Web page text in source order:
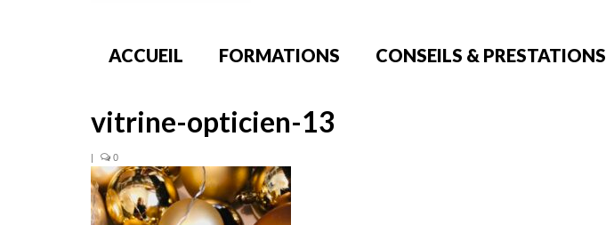
ACCUEIL FORMATIONS CONSEILS & PRESTATIONS
vitrine-opticien-13
| 0